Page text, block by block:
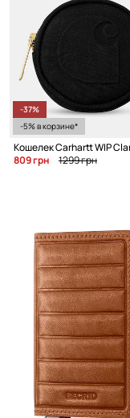
-37%
-5% в корзине*
809 грн
1299 грн